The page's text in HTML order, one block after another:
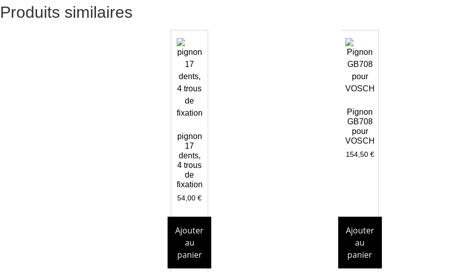
Produits similaires
pignon
17
dents,
4 trous
de
fixation
54,00€
Ajouter
au
panier
Pignon
GB708
pour
VOSCH
154,50 €
Ajouter
au
panier